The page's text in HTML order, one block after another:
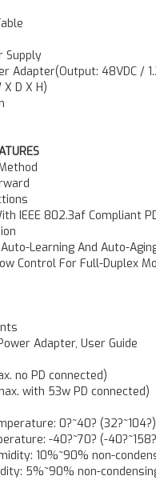
Supply
Adapter(Output: 48VDC /
D X H)
IEEE 802.3af Compliant
Learning And Auto-
Control For Full-Duplex
Adapter, User Guide
no PD connected)
with 53w PD connected)
0?~40? (32?~104?)
-40?~70? (-
10%~90% non-
5%~90% non-